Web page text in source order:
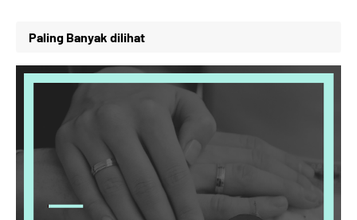
Paling Banyak dilihat